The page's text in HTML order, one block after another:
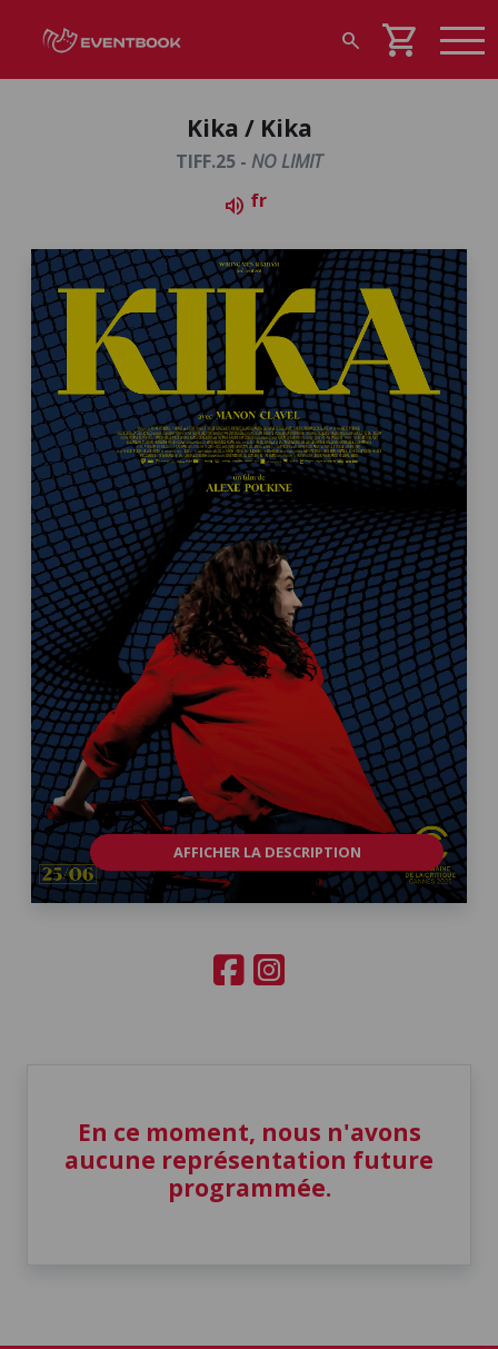
search shopping_cart
Kika / Kika
TIFF.25 - NO LIMIT
volume_up fr
AFFICHER LA DESCRIPTION
En ce moment, nous n'avons
aucune représentation future
programmée.